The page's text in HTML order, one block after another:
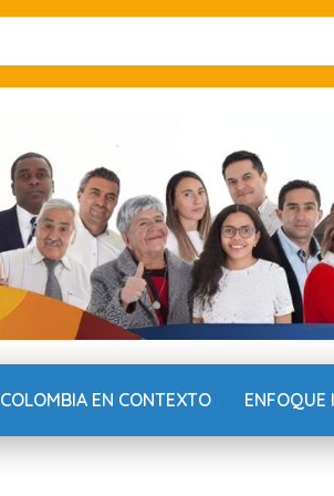
COLOMBIA EN CONTEXTO ENFOQUE